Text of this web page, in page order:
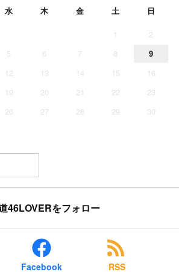
水 木 金 土 日
1
2
5 6 7 8
9
12 13 14 15
16
19 20 21 22
23
26 27 28 29
30
46LOVERをフォロー
Facebook RSS